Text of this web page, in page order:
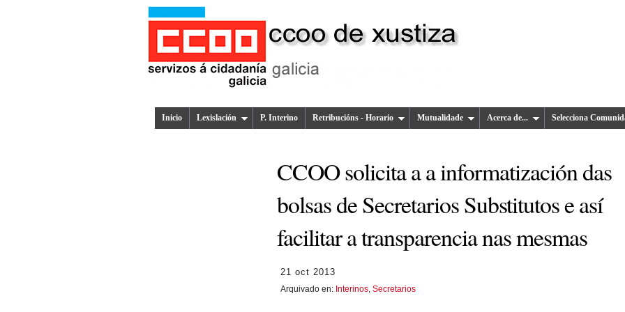
Inicio Lexislación P. Interino Retribucións - Horario Mutualidade Acerca de... Selecciona
CCOO solicita a a informatización das
bolsas de Secretarios Substitutos e así
facilitar a transparencia nas mesmas
21 oct 2013
Arquivado en: Interinos Secretarios